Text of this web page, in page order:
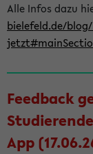
Alle Infos dazu
bielefeld.de/
Feedback
App